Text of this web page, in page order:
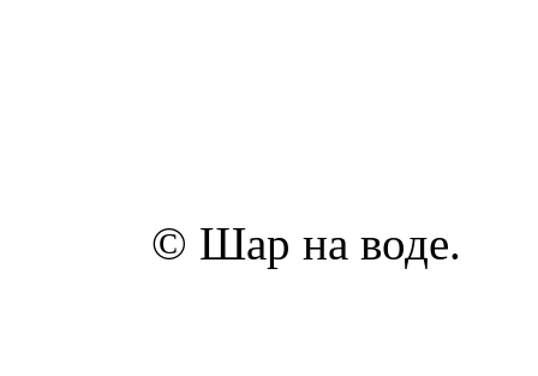
© Шар на воде.